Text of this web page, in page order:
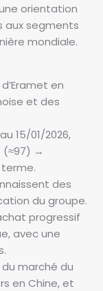
orientation
aux segments
mondiale.
en
et des
15/01/2026,
(≈97) →
des
du groupe.
progressif
avec une
marché du
en Chine, et